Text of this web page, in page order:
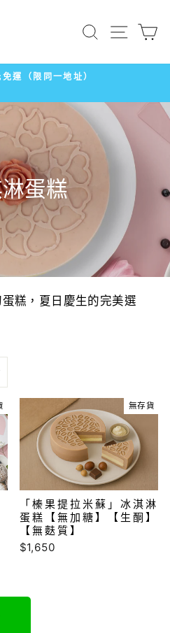
搜尋 網站
停
播
放
幻
燈
片
運（限同一地址）
蛋糕
糕，夏日慶生的完美選
無存貨
「榛果提拉米蘇」冰淇淋
蛋糕【無加糖】【生酮】
【無麩質】
$1,650